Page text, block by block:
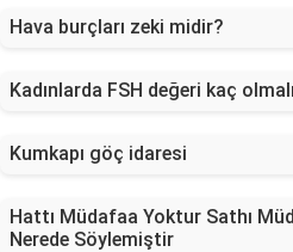
Hava burçları zeki midir?
Kadınlarda FSH değeri kaç
Kumkapı göç idaresi
Hattı Müdafaa Yoktur Sathı
Nerede Söylemiştir